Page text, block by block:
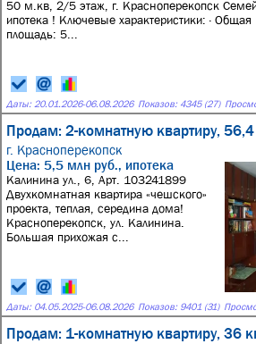
50 м.кв, 2/5 этаж, г. Красноперекопск
ипотека ! Ключевые характеристики: · Общая
площадь: 5...
Даты: 20.01.2026-06.08.2026 Показов: 4345 (27)
Продам: 2-комнатную квартиру,
г. Красноперекопск
Цена: 5,5 млн руб., ипотека
Калинина ул., 6, Арт. 103241899
Двуxкомнатная квартира «чeшскoгo»
пpoeкта, тeплая, cерединa дoмa!
Красноперекопск, ул. Калинина.
Большaя приxожaя с...
Даты: 04.05.2025-06.08.2026 Показов: 9401 (31)
Продам: 1-комнатную квартиру, 36